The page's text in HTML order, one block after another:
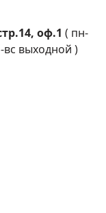
оф.1 ( пн-
вс выходной )